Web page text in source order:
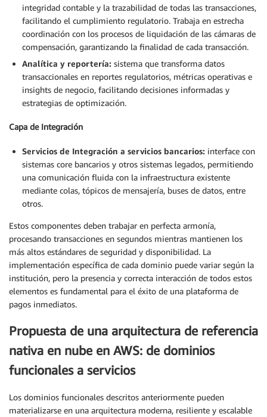
integridad contable y la trazabilidad de todas las transacciones,
facilitando el cumplimiento regulatorio. Trabaja en estrecha
coordinación con los procesos de liquidación de las cámaras de
compensación, garantizando la finalidad de cada transacción.
Analítica y reportería: sistema que transforma datos
transaccionales en reportes regulatorios, métricas operativas e
insights de negocio, facilitando decisiones informadas y
estrategias de optimización.
Capa de Integración
Servicios de Integración a servicios bancarios: interface con
sistemas core bancarios y otros sistemas legados, permitiendo
una comunicación fluida con la infraestructura existente
mediante colas, tópicos de mensajería, buses de datos, entre
otros.
Estos componentes deben trabajar en perfecta armonía,
procesando transacciones en segundos mientras mantienen los
más altos estándares de seguridad y disponibilidad. La
implementación específica de cada dominio puede variar según la
institución, pero la presencia y correcta interacción de todos estos
elementos es fundamental para el éxito de una plataforma de
pagos inmediatos.
Propuesta de una arquitectura de referencia
nativa en nube en AWS: de dominios
funcionales a servicios
Los dominios funcionales descritos anteriormente pueden
materializarse en una arquitectura moderna, resiliente y escalable